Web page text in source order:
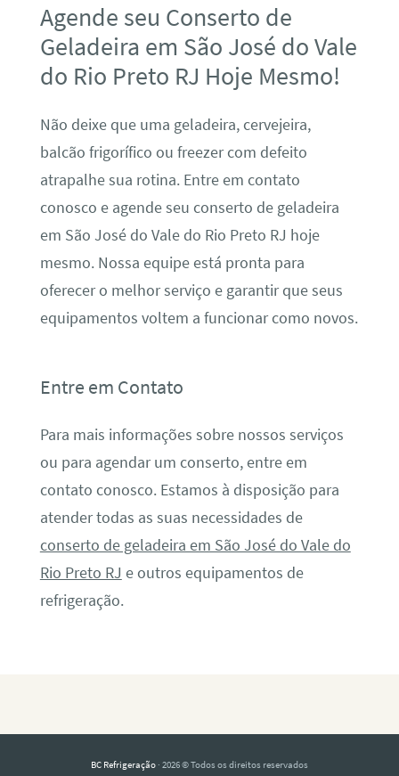
Agende seu Conserto de
Geladeira em São José do Vale
do Rio Preto RJ Hoje Mesmo!
Não deixe que uma geladeira, cervejeira,
balcão frigorífico ou freezer com defeito
atrapalhe sua rotina. Entre em contato
conosco e agende seu conserto de geladeira
em São José do Vale do Rio Preto RJ hoje
mesmo. Nossa equipe está pronta para
oferecer o melhor serviço e garantir que seus
equipamentos voltem a funcionar como novos.
Entre em Contato
Para mais informações sobre nossos serviços
ou para agendar um conserto, entre em
contato conosco. Estamos à disposição para
atender todas as suas necessidades de
conserto de geladeira em São José do Vale do
Rio Preto RJ e outros equipamentos de
refrigeração.
BC Refrigeração · 2026 © Todos os direitos reservados